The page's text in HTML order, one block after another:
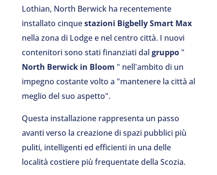
Lothian, North Berwick ha recentemente
installato cinquestazioni Bigbelly Smart Max
nella zona di Lodge e nel centro città. I nuovi
contenitori sono stati finanziati dal gruppo"
North Berwick in Bloom " nell'ambito di un
impegno costante volto a "mantenere la città al
meglio del suo aspetto".
Questa installazione rappresenta un passo
avanti verso la creazione di spazi pubblici più
puliti, intelligenti ed efficienti in una delle
località costiere più frequentate della Scozia.